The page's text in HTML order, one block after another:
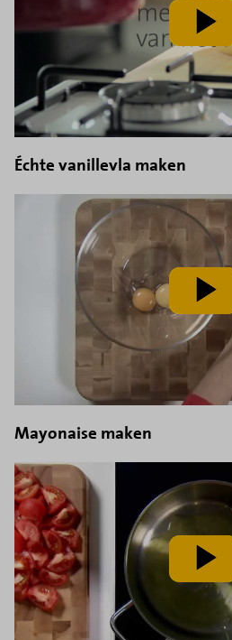
video
af
Échte vanillevla maken
video
af
Mayonaise maken
speel
video
af